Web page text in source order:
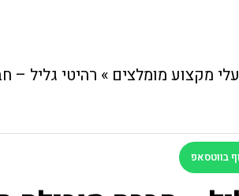
מקצוע מומלצים » רהיטי גליל –
בווטסאפ